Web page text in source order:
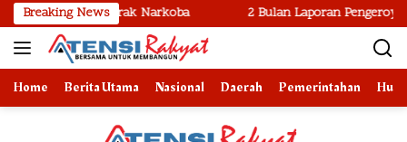
Langsung
ke
konten
Breaking News
Barak Narkoba 2 Bulan Laporan Pengeroyokan di Polsek
Home Berita Utama Nasional Daerah Pemerintahan